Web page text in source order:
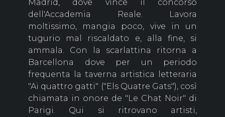
Madrid, dove vince il concorso
dell'Accademia Reale. Lavora
moltissimo, mangia poco, vive in un
tugurio mal riscaldato e, alla fine, si
ammala. Con la scarlattina ritorna a
Barcellona dove per un periodo
frequenta la taverna artistica letteraria
"Ai quattro gatti" ("Els Quatre Gats"), così
chiamata in onore de "Le Chat Noir" di
Parigi. Qui si ritrovano artisti,